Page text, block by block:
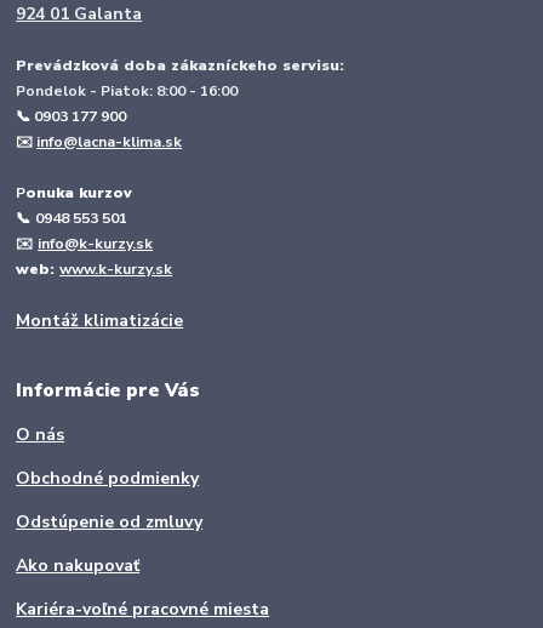
924 01 Galanta
Prevádzková doba zákazníckeho servisu:
Pondelok - Piatok: 8:00 - 16:00
📞 0903 177 900
✉️ info@lacna-klima.sk
Ponuka kurzov
📞 0948 553 501
✉️ info@k-kurzy.sk
web:www.k-kurzy.sk
Montáž klimatizácie
Informácie pre Vás
O nás
Obchodné podmienky
Odstúpenie od zmluvy
Ako nakupovať
Kariéra-voľné pracovné miesta